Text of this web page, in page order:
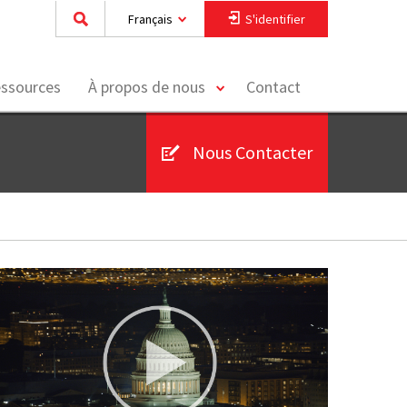
Français S'identifier
À propos de nous
toggleContact
Nous Contacter